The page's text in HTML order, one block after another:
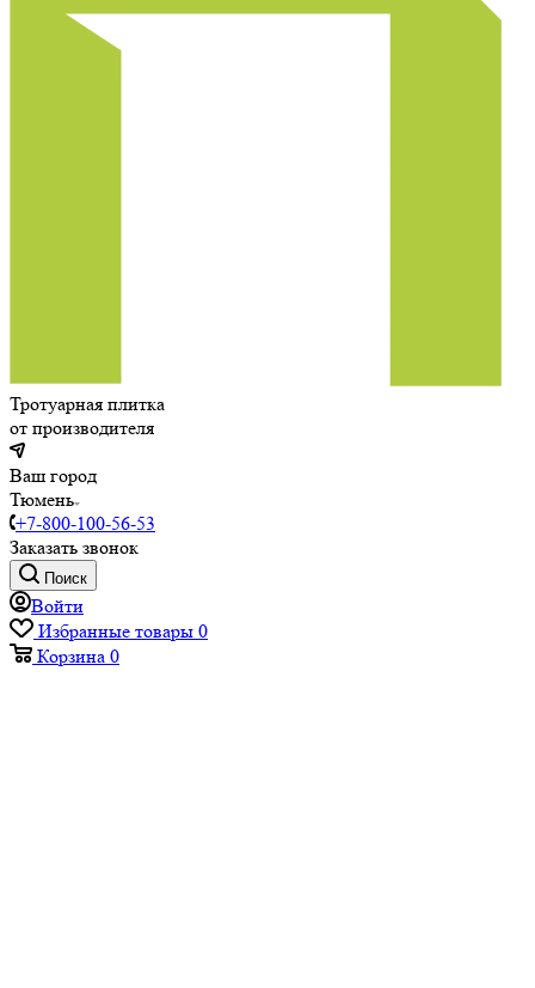
Тротуарная плитка
от производителя
Ваш город
Тюмень
+7-800-100-56-53
Заказать звонок
Поиск
Войти
Избранные товары 0
Корзина 0